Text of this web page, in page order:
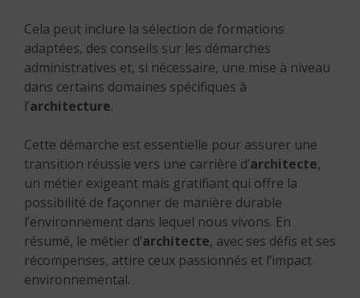
Cela peut inclure la sélection de formations
adaptées, des conseils sur les démarches
administratives et, si nécessaire, une mise à niveau
dans certains domaines spécifiques à
l’architecture.
Cette démarche est essentielle pour assurer une
transition réussie vers une carrière d’architecte,
un métier exigeant mais gratifiant qui offre la
possibilité de façonner de manière durable
l’environnement dans lequel nous vivons. En
résumé, le métier d’architecte, avec ses défis et ses
récompenses, attire ceux passionnés et l’impact
environnemental.